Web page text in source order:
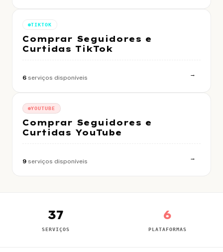
TIKTOK
Comprar Seguidores e
Curtidas TikTok
6 serviços disponíveis →
YOUTUBE
Comprar Seguidores e
Curtidas YouTube
9 serviços disponíveis →
37
SERVIÇOS
6
PLATAFORMAS